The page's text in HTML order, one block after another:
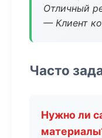
Отличный
— Клиент
Часто
Нужно ли